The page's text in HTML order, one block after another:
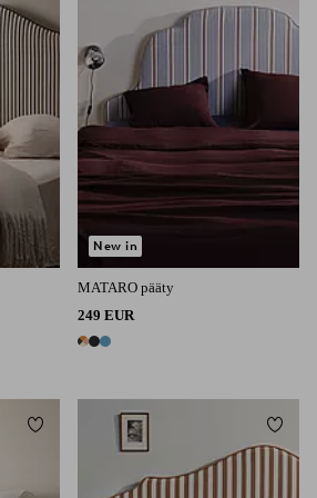
MATARO pääty
249 EUR
3 värejä
New in
Lisää suosikkeihin Lisää